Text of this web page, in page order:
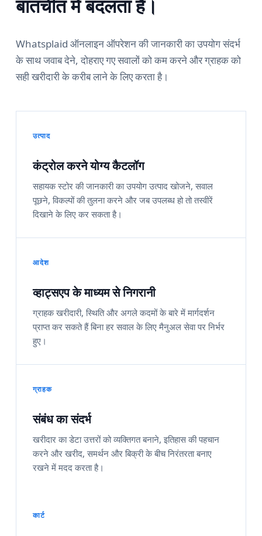
बातचीत में बदलता है।
Whatsplaid ऑनलाइन ऑपरेशन की जानकारी का उपयोग संदर्भ
के साथ जवाब देने, दोहराए गए सवालों को कम करने और ग्राहक को
सही खरीदारी के करीब लाने के लिए करता है।
उत्पाद
कंट्रोल करने योग्य कैटलॉग
सहायक स्टोर की जानकारी का उपयोग उत्पाद खोजने, सवाल
पूछने, विकल्पों की तुलना करने और जब उपलब्ध हो तो तस्वीरें
दिखाने के लिए कर सकता है।
आदेश
व्हाट्सएप के माध्यम से निगरानी
ग्राहक खरीदारी, स्थिति और अगले कदमों के बारे में मार्गदर्शन
प्राप्त कर सकते हैं बिना हर सवाल के लिए मैनुअल सेवा पर निर्भर
हुए।
ग्राहक
संबंध का संदर्भ
खरीदार का डेटा उत्तरों को व्यक्तिगत बनाने, इतिहास की पहचान
करने और खरीद, समर्थन और बिक्री के बीच निरंतरता बनाए
रखने में मदद करता है।
कार्ट